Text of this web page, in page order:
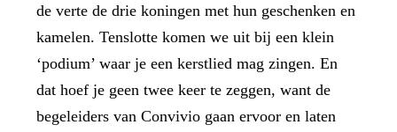
de verte de drie koningen met hun geschenken en
kamelen. Tenslotte komen we uit bij een klein
‘podium’ waar je een kerstlied mag zingen. En
dat hoef je geen twee keer te zeggen, want de
begeleiders van Convivio gaan ervoor en laten